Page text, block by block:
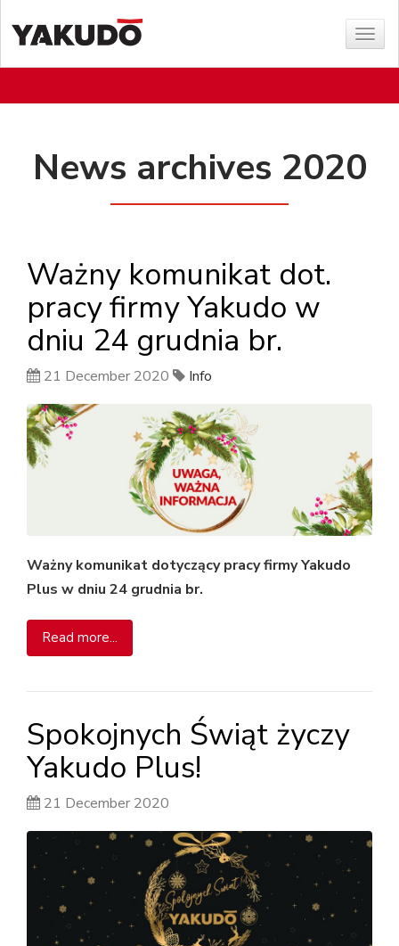
Show
menu
News archives 2020
Ważny komunikat dot.
pracy firmy Yakudo w
dniu 24 grudnia br.
21 December 2020 Info
Ważny komunikat dotyczący pracy firmy Yakudo
Plus w dniu 24 grudnia br.
Read more...
Spokojnych Świąt życzy
Yakudo Plus!
21 December 2020